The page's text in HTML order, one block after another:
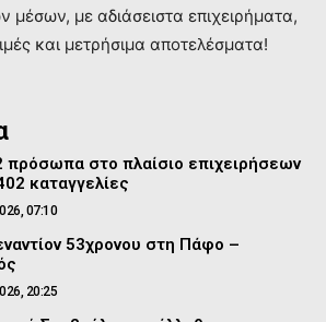
με αδιάσειστα επιχειρήματα,
και μετρήσιμα αποτελέσματα!
πρόσωπα στο πλαίσιο επιχειρήσεων
καταγγελίες
07:10
53χρονου στη Πάφο –
20:25